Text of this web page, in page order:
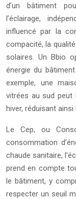
d’un bâtiment
l’éclairage,
influencé par la
compacité, la
solaires. Un Bbio
énergie du
exemple, une
vitrées au sud peut
hiver, réduisant
Le Cep, ou
consommation
chaude sanitaire,
prend en compte
le bâtiment, y
respecter un seuil